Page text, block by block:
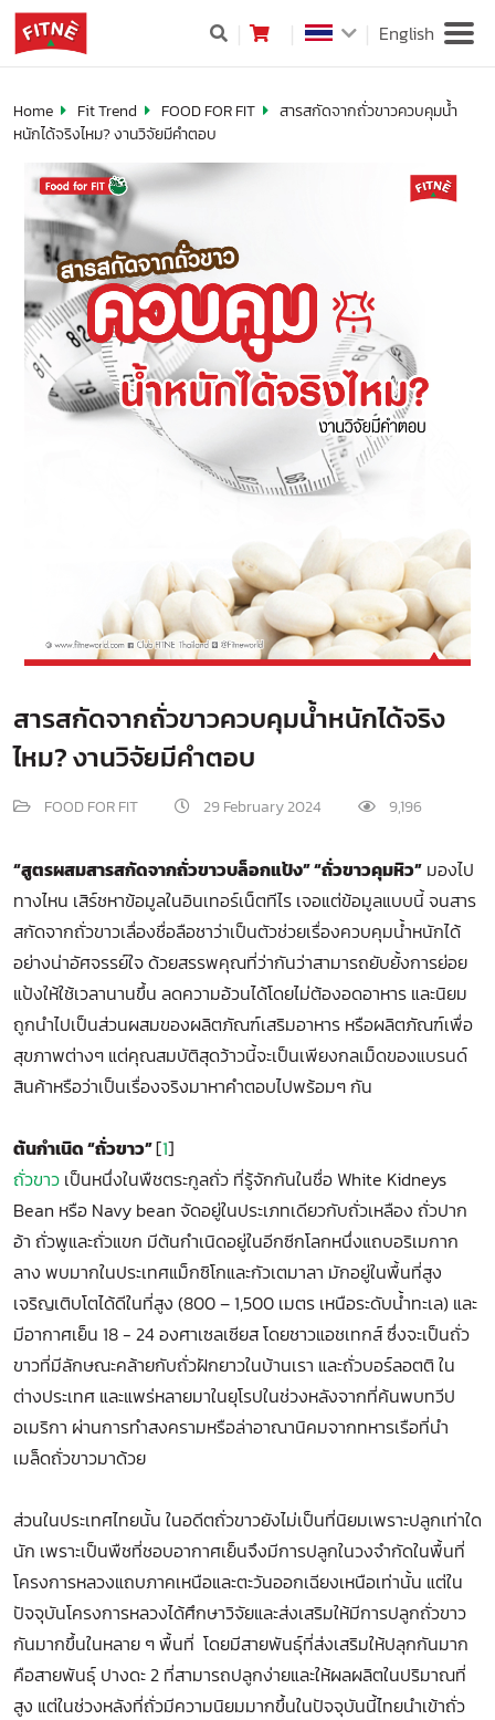
English
Home Fit Trend FOOD FOR FIT
สารสกัดจากถั่วขาวควบคุมน้ำ
หนักได้จริงไหม? งานวิจัยมีคำตอบ
สารสกัดจากถั่วขาวควบคุมน้ำหนักได้จริง
ไหม? งานวิจัยมีคำตอบ
FOOD FOR FIT 29 February 2024 9,196
“สูตรผสมสารสกัดจากถั่วขาวบล็อกแป้ง” “ถั่วขาวคุมหิว” มองไป
ทางไหน เสิร์ชหาข้อมูลในอินเทอร์เน็ตทีไร เจอแต่ข้อมูลแบบนี้ จนสาร
สกัดจากถั่วขาวเลื่องชื่อลือชาว่าเป็นตัวช่วยเรื่องควบคุมน้ำหนักได้
อย่างน่าอัศจรรย์ใจ ด้วยสรรพคุณที่ว่ากันว่าสามารถยับยั้งการย่อย
แป้งให้ใช้เวลานานขึ้น ลดความอ้วนได้โดยไม่ต้องอดอาหาร และนิยม
ถูกนำไปเป็นส่วนผสมของผลิตภัณฑ์เสริมอาหาร หรือผลิตภัณฑ์เพื่อ
สุขภาพต่างๆ แต่คุณสมบัติสุดว้าวนี้จะเป็นเพียงกลเม็ดของแบรนด์
สินค้าหรือว่าเป็นเรื่องจริงมาหาคำตอบไปพร้อมๆ กัน
ต้นกำเนิด “ถั่วขาว”[1]
ถั่วขาว เป็นหนึ่งในพืชตระกูลถั่ว ที่รู้จักกันในชื่อ White Kidneys
Bean หรือ Navy bean จัดอยู่ในประเภทเดียวกับถั่วเหลือง ถั่วปาก
อ้า ถั่วพูและถั่วแขก มีต้นกำเนิดอยู่ในอีกซีกโลกหนึ่งแถบอริเมกาก
ลาง พบมากในประเทศแม็กซิโกและกัวเตมาลา มักอยู่ในพื้นที่สูง
เจริญเติบโตได้ดีในที่สูง (800 – 1,500 เมตร เหนือระดับน้ำทะเล) และ
มีอากาศเย็น 18 - 24 องศาเซลเซียส โดยชาวแอชเทกส์ ซึ่งจะเป็นถั่ว
ขาวที่มีลักษณะคล้ายกับถั่วฝักยาวในบ้านเรา และถั่วบอร์ลอตติ ใน
ต่างประเทศ และแพร่หลายมาในยุโรปในช่วงหลังจากที่ค้นพบทวีป
อเมริกา ผ่านการทำสงครามหรือล่าอาณานิคมจากทหารเรือที่นำ
เมล็ดถั่วขาวมาด้วย
ส่วนในประเทศไทยนั้น ในอดีตถั่วขาวยังไม่เป็นที่นิยมเพราะปลูกเท่าใด
นัก เพราะเป็นพืชที่ชอบอากาศเย็นจึงมีการปลูกในวงจำกัดในพื้นที่
โครงการหลวงแถบภาคเหนือและตะวันออกเฉียงเหนือเท่านั้น แต่ใน
ปัจจุบันโครงการหลวงได้ศึกษาวิจัยและส่งเสริมให้มีการปลูกถั่วขาว
กันมากขึ้นในหลาย ๆ พื้นที่ โดยมีสายพันธุ์ที่ส่งเสริมให้ปลุกกันมาก
คือสายพันธุ์ ปางดะ 2 ที่สามารถปลูกง่ายและให้ผลผลิตในปริมาณที่
สูง แต่ในช่วงหลังที่ถั่วมีความนิยมมากขึ้นในปัจจุบันนี้ไทยนำเข้าถั่ว